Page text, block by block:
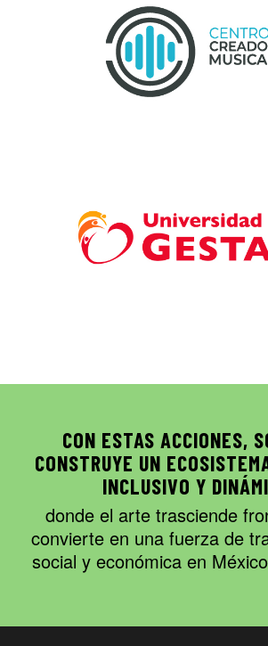
CON ESTAS ACCIONES,
CONSTRUYE UN
INCLUSIVO Y
donde el arte trasciende
convierte en una fuerza de
social y económica en